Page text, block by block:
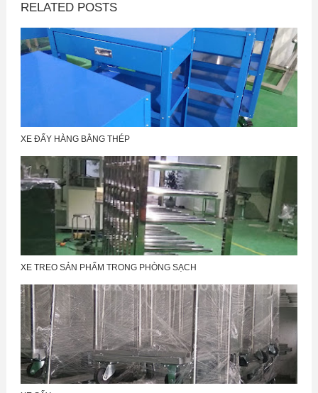
RELATED POSTS
XE ĐẨY HÀNG BẰNG THÉP
XE TREO SẢN PHẨM TRONG PHÒNG SẠCH